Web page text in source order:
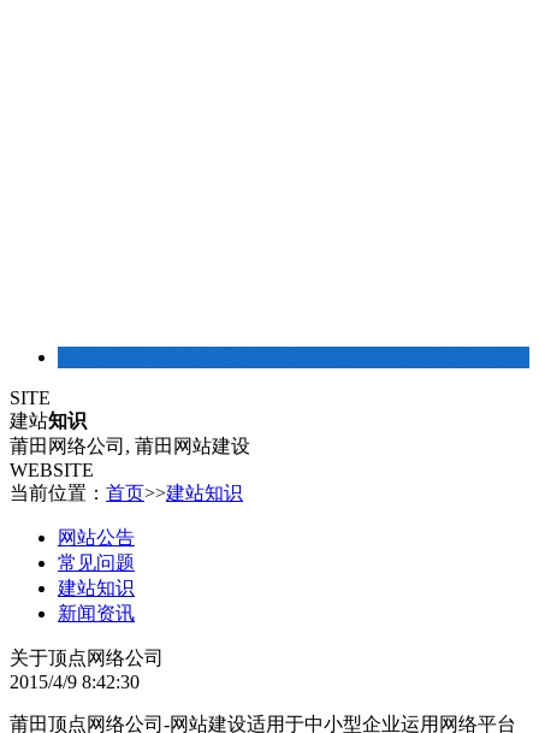
SITE
建站知识
莆田网络公司, 莆田网站建设
WEBSITE
当前位置： 首页>>建站知识
网站公告
常见问题
建站知识
新闻资讯
关于顶点网络公司
2015/4/9 8:42:30
莆田顶点网络公司-网站建设适用于中小型企业运用网络平台